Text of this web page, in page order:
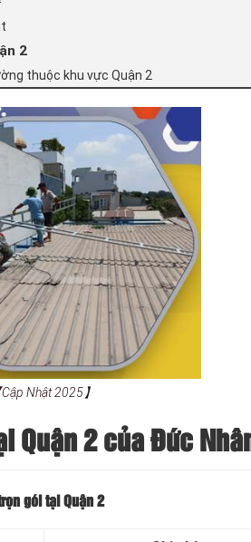
2
thuộc khu vực Quận 2
Nhật 2025】
Quận 2 của Đức
gói tại Quận 2